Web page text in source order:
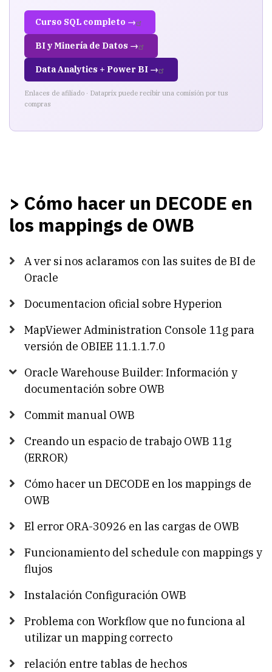
OWBCurso SQL completo →
BI y Minería de Datos →
Data Analytics + Power BI →
Enlaces de afiliado · Dataprix puede recibir una comisión por tus
compras
> Cómo hacer un DECODE en
los mappings de OWB
A ver si nos aclaramos con las suites de BI de
Oracle
Documentacion oficial sobre Hyperion
MapViewer Administration Console 11g para
versión de OBIEE 11.1.1.7.0
Oracle Warehouse Builder: Información y
documentación sobre OWB
Commit manual OWB
Creando un espacio de trabajo OWB 11g
(ERROR)
Cómo hacer un DECODE en los mappings de
OWB
El error ORA-30926 en las cargas de OWB
Funcionamiento del schedule con mappings y
flujos
Instalación Configuración OWB
Problema con Workflow que no funciona al
utilizar un mapping correcto
relación entre tablas de hechos